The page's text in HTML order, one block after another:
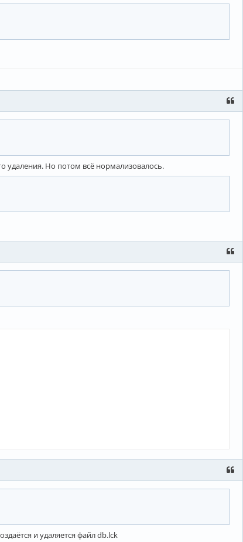
удаления. Но потом всё нормализовалось.
и удаляется файл db.lck